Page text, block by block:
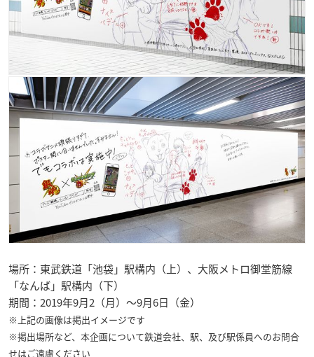
場所：東武鉄道「池袋」駅構内（上）、大阪メトロ御堂筋線
「なんば」駅構内（下）
期間：2019年9月2（月）～9月6日（金）
※上記の画像は掲出イメージです
※掲出場所など、本企画について鉄道会社、駅、及び駅係員へのお問合
せはご遠慮ください